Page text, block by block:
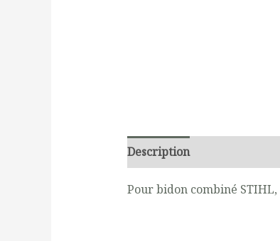
Description
Pour bidon combiné